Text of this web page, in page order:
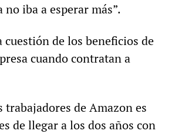
iba a esperar más”.
de los beneficios de
cuando contratan a
de Amazon es
de llegar a los dos años con